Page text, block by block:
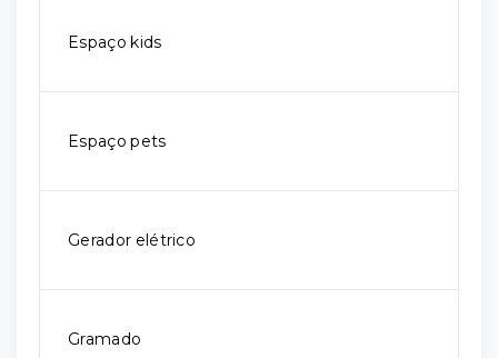
Espaço kids
Espaço pets
Gerador elétrico
Gramado